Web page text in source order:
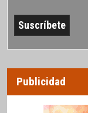
Publicidad